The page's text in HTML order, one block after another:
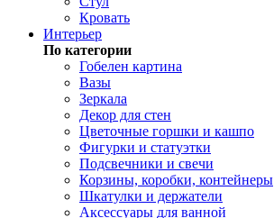
Кровать
Интерьер
По категории
Гобелен картина
Вазы
Зеркала
Декор для стен
Цветочные горшки и кашпо
Фигурки и статуэтки
Подсвечники и свечи
Корзины, коробки, контейнеры
Шкатулки и держатели
Аксессуары для ванной